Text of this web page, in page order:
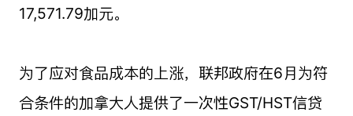
17,571.79加元。
为了应对食品成本的上涨，联邦政府在6月为符
合条件的加拿大人提供了一次性GST/HST信贷